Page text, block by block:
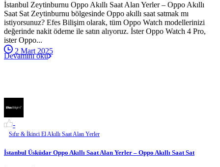
İstanbul Zeytinburnu Oppo Akıllı Saat Alan Yerler – Oppo Akıllı
Saat Sat Zeytinburnu bölgesinde Oppo akıllı saat satmak mı
istiyorsunuz? Efes Bilişim olarak, tüm Oppo Watch modellerinizi
değerinde nakit ödeme ile satın alıyoruz. İster Oppo Watch 4 Pro,
ister Oppo...
2 Mart 2025
Devamını oku
-
Sıfır & İkinci El Akıllı Saat Alan Yerler
İstanbul Üsküdar Oppo Akıllı Saat Alan Yerler – Oppo Akıllı Saat Sat